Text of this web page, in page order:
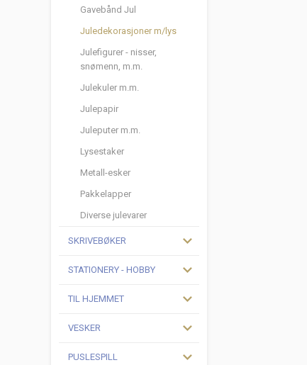
Gavebånd Jul
Juledekorasjoner m/lys
Julefigurer - nisser,
snømenn, m.m.
Julekuler m.m.
Julepapir
Juleputer m.m.
Lysestaker
Metall-esker
Pakkelapper
Diverse julevarer
SKRIVEBØKER
STATIONERY - HOBBY
TIL HJEMMET
VESKER
PUSLESPILL